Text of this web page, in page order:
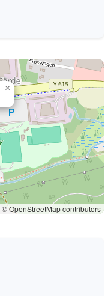
×
© OpenStreetMap contributors